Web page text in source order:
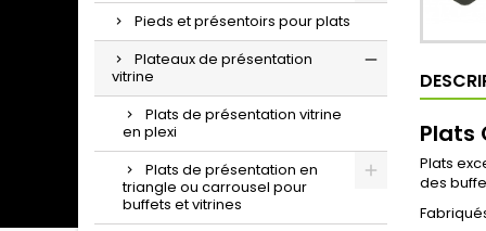
Pieds et présentoirs pour plats
Plateaux de présentation
vitrine
Plats de présentation vitrine
en plexi
Plats de présentation en
triangle ou carrousel pour
buffets et vitrines
Plats
Plats
des